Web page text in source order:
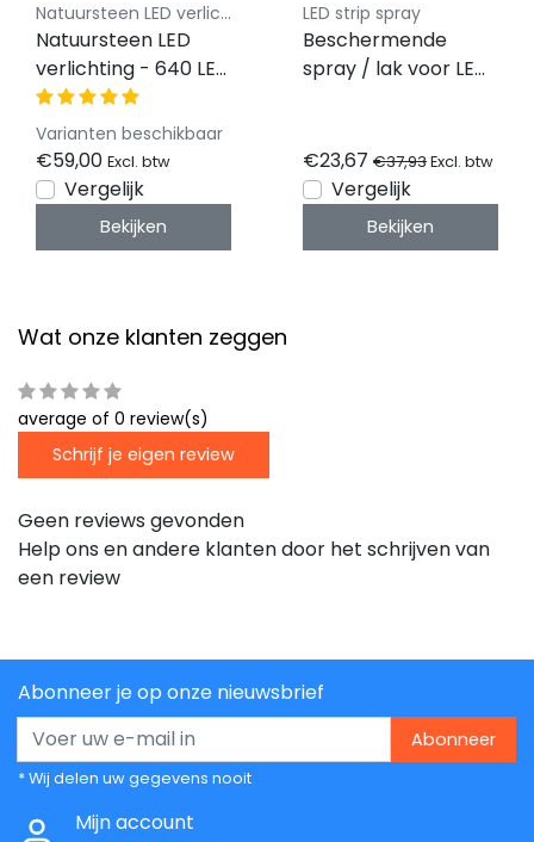
Natuursteen LED verlichting - By Luksus
Natuursteen LED
verlichting - 640 LED
- 5500 LM - RGBCCT
- Dimbaar - 24 volt
IP20 - 24,5 x 49cm -
Koppelbaar LED
Sheet
Varianten beschikbaar
€59,00 Excl. btw
Vergelijk
Bekijken
LED strip spray
Beschermende
spray / lak voor LED
€23,67 €37,93Excl. btw
Vergelijk
Bekijken
Wat onze klanten zeggen
average of 0 review(s)
Schrijf je eigen review
Geen reviews gevonden
Help ons en andere klanten door het schrijven van
een review
Abonneer je op onze nieuwsbrief
Abonneer
* Wij delen uw gegevens nooit
Mijn account